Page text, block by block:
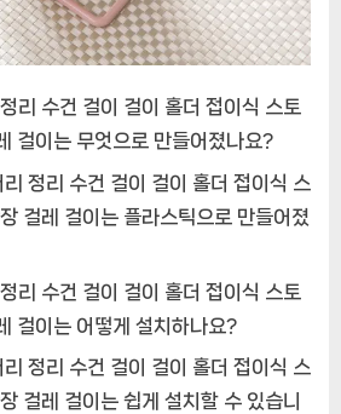
리 수건 걸이 걸이 홀더 접이식 스토
걸이는 무엇으로 만들어졌나요?
정리 수건 걸이 걸이 홀더 접이식 스
걸레 걸이는 플라스틱으로 만들어졌
리 수건 걸이 걸이 홀더 접이식 스토
걸이는 어떻게 설치하나요?
정리 수건 걸이 걸이 홀더 접이식 스
걸레 걸이는 쉽게 설치할 수 있습니